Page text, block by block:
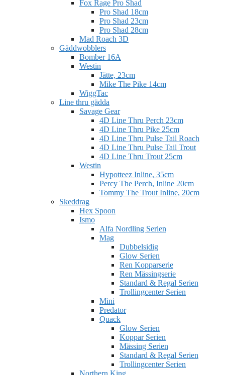
Fox Rage Pro Shad
Pro Shad 18cm
Pro Shad 23cm
Pro Shad 28cm
Mad Roach 3D
Gäddwobblers
Bomber 16A
Westin
Jätte, 23cm
Mike The Pike 14cm
WiggTac
Line thru gädda
Savage Gear
4D Line Thru Perch 23cm
4D Line Thru Pike 25cm
4D Line Thru Pulse Tail Roach
4D Line Thru Pulse Tail Trout
4D Line Thru Trout 25cm
Westin
Hypotteez Inline, 35cm
Percy The Perch, Inline 20cm
Tommy The Trout Inline, 20cm
Skeddrag
Hex Spoon
Ismo
Alfa Nordling Serien
Mag
Dubbelsidig
Glow Serien
Ren Kopparserie
Ren Mässingserie
Standard & Regal Serien
Trollingcenter Serien
Mini
Predator
Quack
Glow Serien
Koppar Serien
Mässing Serien
Standard & Regal Serien
Trollingcenter Serien
Northern King